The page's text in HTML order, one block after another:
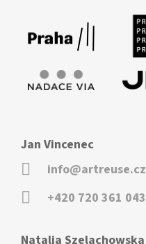
Jan Vincenec
info@artreuse.cz
+420 720 361 043
Natalia Szelachowska